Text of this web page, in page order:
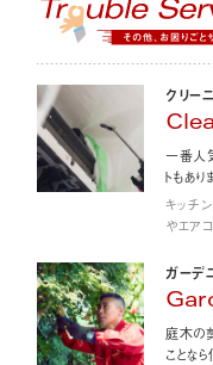
クリー
一番人
トもあり
キッチ
やエア
ガーデ
庭木の
ことな